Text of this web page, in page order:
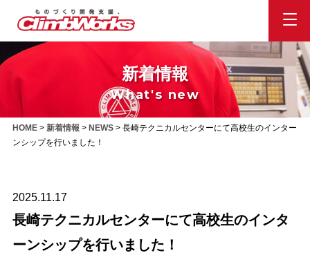
新着情報
What's new
HOME> 新着情報 > NEWS> 長崎テクニカルセンターにて高校生のインター
ンシップを行いました！
2025.11.17
長崎テクニカルセンターにて高校生のインタ
ーンシップを行いました！